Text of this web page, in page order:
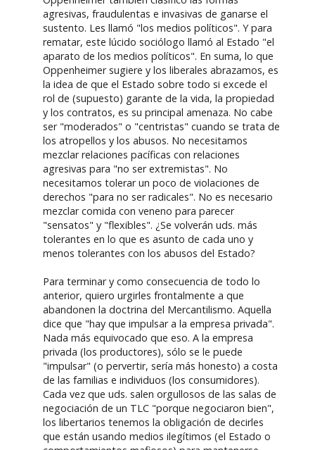
agresivas, fraudulentas e invasivas de ganarse el
sustento. Les llamó "los medios políticos". Y para
rematar, este lúcido sociólogo llamó al Estado "el
aparato de los medios políticos". En suma, lo que
Oppenheimer sugiere y los liberales abrazamos, es
la idea de que el Estado sobre todo si excede el
rol de (supuesto) garante de la vida, la propiedad
y los contratos, es su principal amenaza. No cabe
ser "moderados" o "centristas" cuando se trata de
los atropellos y los abusos. No necesitamos
mezclar relaciones pacíficas con relaciones
agresivas para "no ser extremistas". No
necesitamos tolerar un poco de violaciones de
derechos "para no ser radicales". No es necesario
mezclar comida con veneno para parecer
"sensatos" y "flexibles". ¿Se volverán uds. más
tolerantes en lo que es asunto de cada uno y
menos tolerantes con los abusos del Estado?
Para terminar y como consecuencia de todo lo
anterior, quiero urgirles frontalmente a que
abandonen la doctrina del Mercantilismo. Aquella
dice que "hay que impulsar a la empresa privada".
Nada más equivocado que eso. A la empresa
privada (los productores), sólo se le puede
"impulsar" (o pervertir, sería más honesto) a costa
de las familias e individuos (los consumidores).
Cada vez que uds. salen orgullosos de las salas de
negociación de un TLC "porque negociaron bien",
los libertarios tenemos la obligación de decirles
que están usando medios ilegítimos (el Estado o